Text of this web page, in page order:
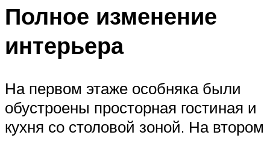
Полное изменение
интерьера
На первом этаже особняка были
обустроены просторная гостиная и
кухня со столовой зоной. На втором